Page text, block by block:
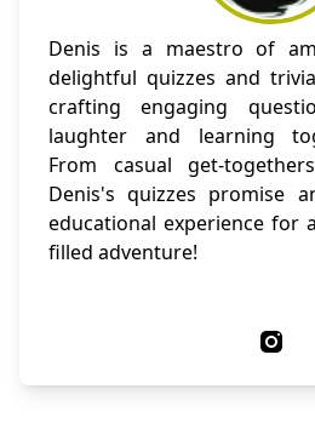
Denis is a maestro of
delightful quizzes and
crafting engaging
laughter and learning
From casual get-
Denis's quizzes promise
educational experience for
filled adventure!